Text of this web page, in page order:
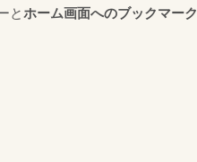
とホーム画面へのブックマーク